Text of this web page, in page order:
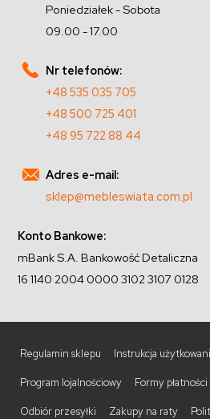
Poniedziałek - Sobota
09.00 - 17.00
Nr telefonów:
+48 535 035 705
+48 500 725 401
+48 95 722 88 44
Adres e-mail:
sklep@mebleswiata.com.pl
Konto Bankowe:
mBank S.A. Bankowość Detaliczna
16 1140 2004 0000 3102 3107 0128
Regulamin sklepu Instrukcja
Program lojalnościowy Formy
Odbiór przesyłki Zakupy na raty